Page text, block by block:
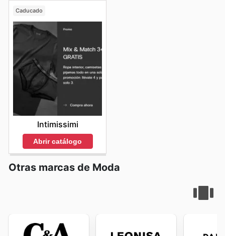
Caducado
Intimissimi
Abrir catálogo
Otras marcas de Moda